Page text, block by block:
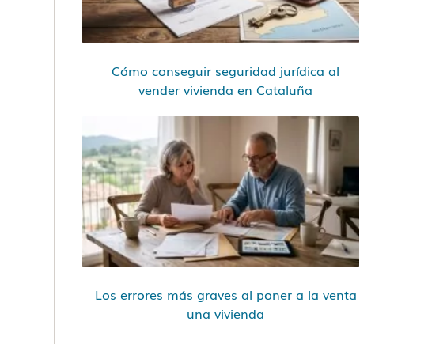
Cómo conseguir seguridad jurídica al
vender vivienda en Cataluña
Los errores más graves al poner a la venta
una vivienda